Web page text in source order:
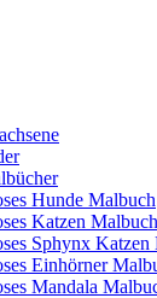
Hunde Malbuch
Katzen Malbuch
Sphynx Katzen
Einhörner
Mandala